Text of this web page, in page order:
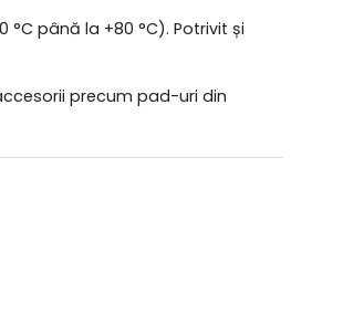
până la +80 °C). Potrivit și
precum pad-uri din